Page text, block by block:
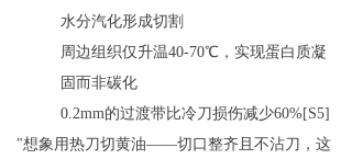
水分汽化形成切割
周边组织仅升温40-70℃，实现蛋白质凝
固而非碳化
0.2mm的过渡带比冷刀损伤减少60%[S5]
"想象用热刀切黄油——切口整齐且不沾刀，这